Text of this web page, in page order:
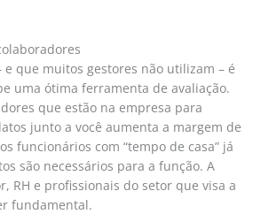
e que muitos gestores não utilizam – é
uma ótima ferramenta de avaliação.
que estão na empresa para
junto a você aumenta a margem de
funcionários com “tempo de casa” já
são necessários para a função. A
RH e profissionais do setor que visa a
fundamental.